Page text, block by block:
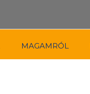
MAGAMRÓL